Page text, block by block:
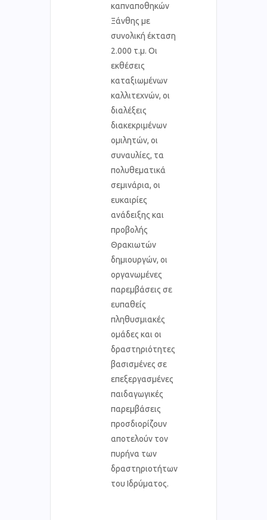
καπναποθηκών
Ξάνθης με
συνολική έκταση
2.000 τ.μ. Οι
εκθέσεις
καταξιωμένων
καλλιτεχνών, οι
διαλέξεις
διακεκριμένων
ομιλητών, οι
συναυλίες, τα
πολυθεματικά
σεμινάρια, οι
ευκαιρίες
ανάδειξης και
προβολής
Θρακιωτών
δημιουργών, οι
οργανωμένες
παρεμβάσεις σε
ευπαθείς
πληθυσμιακές
ομάδες και οι
δραστηριότητες
βασισμένες σε
επεξεργασμένες
παιδαγωγικές
παρεμβάσεις
προσδιορίζουν
αποτελούν τον
πυρήνα των
δραστηριοτήτων
του Ιδρύματος.